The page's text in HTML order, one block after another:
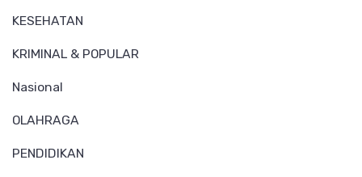
KESEHATAN
KRIMINAL & POPULAR
Nasional
OLAHRAGA
PENDIDIKAN